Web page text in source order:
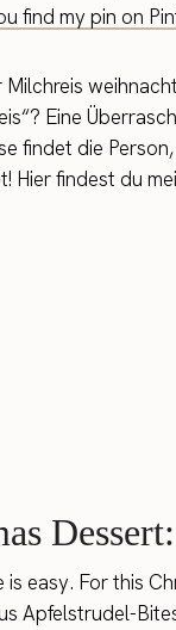
find my pin on
Eine
findet die
Hier findest du
is easy. For this
Apfelstrudel-